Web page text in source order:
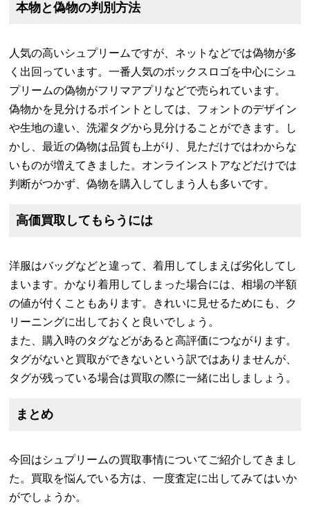
本物と偽物の判別方法
人気の高いシュプリームですが、ネットなどでは偽物が多
く出回っています。一番人気のボックスロゴを中心にシュ
プリームの偽物がフリマアプリなどで売られています。
偽物かを見分けるポイントとしては、フォントのデザイン
や生地の違い、洗濯タグから見分けることができます。し
かし、最近の偽物は品質も上がり、見ただけではわからな
いものが増えてきました。オンラインストアなどだけでは
判断がつかず、偽物を購入してしまう人も多いです。
高価買取してもらうには
洋服はバッグなどと違って、着用してしまえば劣化してし
まいます。かなり着用してしまった場合には、相場の半額
の値が付くこともあります。きれいに見せるためにも、ク
リーニングに出しておくと良いでしょう。
また、購入時のタグなどがあると高評価につながります。
タグがないと買取ができないという訳ではありませんが、
タグが残っている場合は買取の際に一緒に出しましょう。
まとめ
今回はシュプリームの買取事情についてご紹介してきまし
た。買取を悩んでいる方は、一度査定に出してみてはいか
がでしょうか。